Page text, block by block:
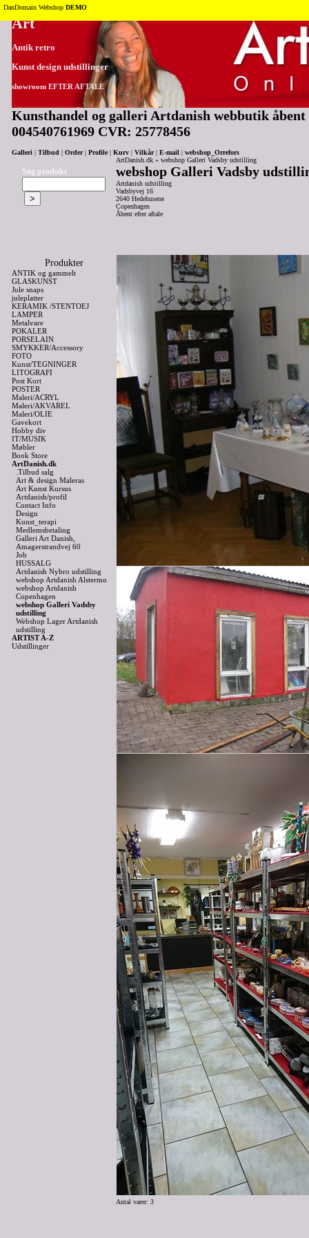
Tilbage til toppen
Art
Antik retro
Kunst design udstillinger
showroom EFTER AFTALE
Kunsthandel og galleri Artdanish webbutik
004540761969 CVR: 25778456
Galleri Tilbud Order| Profile| Kurv Vilkår| E-mail webshop_Orrefors
Søg produkt
Produkter
ANTIK og gammelt
GLASKUNST
Jule snaps
juleplatter
KERAMIK /STENTOEJ
LAMPER
Metalvare
POKALER
PORSELAIN
SMYKKER/Accessory
FOTO
Kunst/TEGNINGER
LITOGRAFI
Post Kort
POSTER
Maleri/ACRYL
Maleri/AKVAREL
Maleri/OLIE
Gavekort
Hobby div
IT/MUSIK
Møbler
Book Store
ArtDanish.dk
.Tilbud salg
Art & design Maleras
Art Kunst Kursus
Artdanish/profil
Contact Info
Design
Kunst_terapi
Medlemsbetaling
Galleri Art Danish,
Amagerstrandvej 60
Job
HUSSALG
Artdanish Nybro udstilling
webshop Artdanish Alstermo
webshop Artdanish
Copenhagen
webshop Galleri Vadsby
udstilling
Webshop Lager Artdanish
udstilling
ARTIST A-Z
Udstillinger
ArtDanish.dk » webshop Galleri Vadsby udstilling
webshop Galleri Vadsby
Artdanish udstilling
Vadsbyvej 16
2640 Hedehusene
Copenhagen
Åbent efter aftale
Antal varer: 3
DanDomain Webshop DEMO